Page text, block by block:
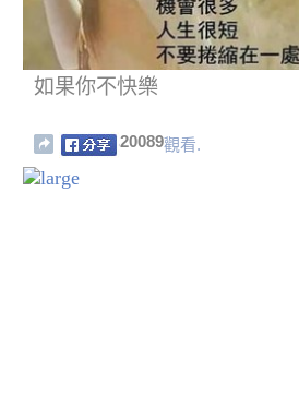
如果你不快樂
20089觀看.